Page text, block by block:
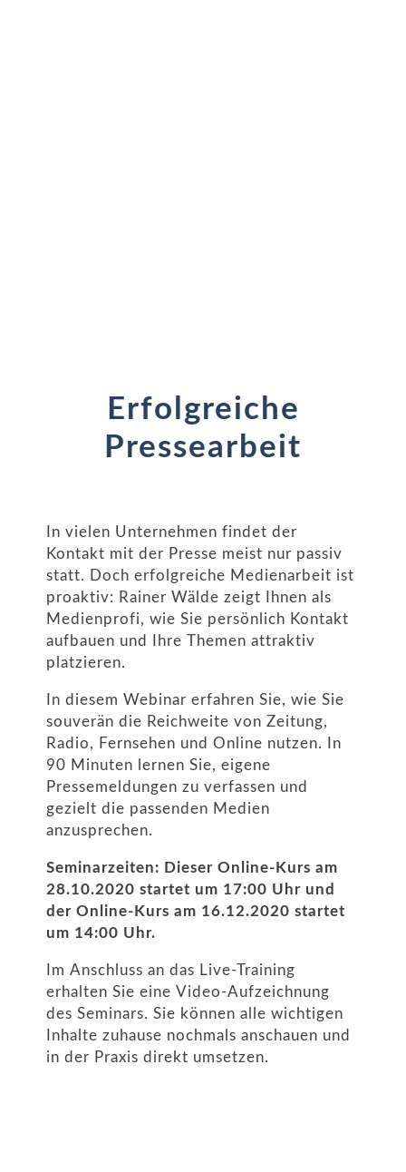
Erfolgreiche
Pressearbeit
In vielen Unternehmen findet der
Kontakt mit der Presse meist nur passiv
statt. Doch erfolgreiche Medienarbeit ist
proaktiv: Rainer Wälde zeigt Ihnen als
Medienprofi, wie Sie persönlich Kontakt
aufbauen und Ihre Themen attraktiv
platzieren.
In diesem Webinar erfahren Sie, wie Sie
souverän die Reichweite von Zeitung,
Radio, Fernsehen und Online nutzen. In
90 Minuten lernen Sie, eigene
Pressemeldungen zu verfassen und
gezielt die passenden Medien
anzusprechen.
Seminarzeiten: Dieser Online-Kurs am
28.10.2020 startet um 17:00 Uhr und
der Online-Kurs am 16.12.2020 startet
um 14:00 Uhr.
Im Anschluss an das Live-Training
erhalten Sie eine Video-Aufzeichnung
des Seminars. Sie können alle wichtigen
Inhalte zuhause nochmals anschauen und
in der Praxis direkt umsetzen.